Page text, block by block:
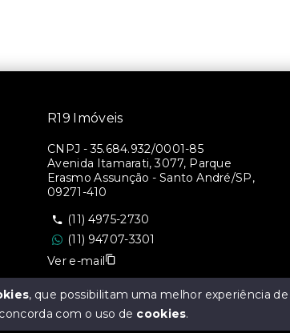
R19 Imóveis
CNPJ -35.684.932/0001-85
Avenida Itamarati, 3077, Parque
Erasmo Assunção - Santo André/SP,
09271-410
(11) 4975-2730
(11) 94707-3301
Ver e-mail
, que possibilitam uma melhor experiência
com o uso de cookies.